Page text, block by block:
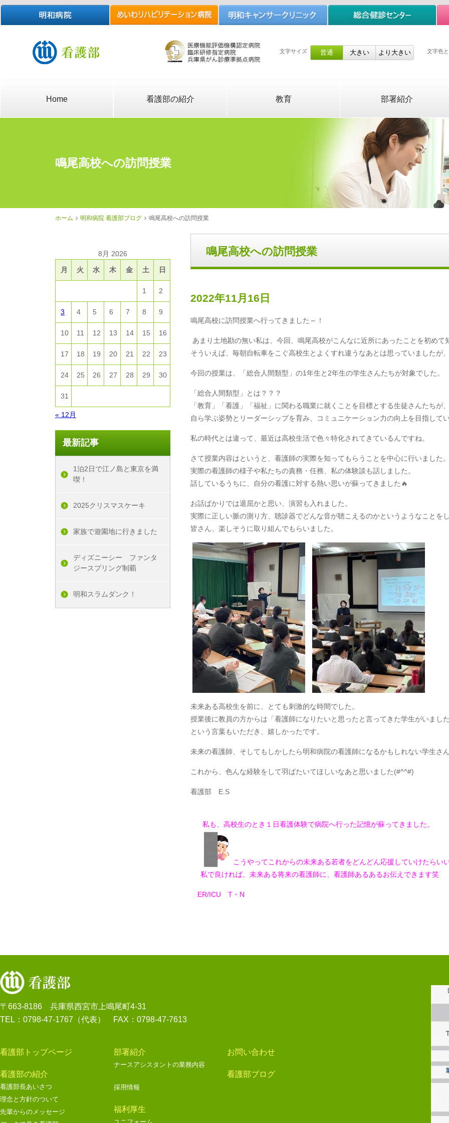
文字サイズ 文字色
Home 看護部の紹介 教育 部署紹介
鳴尾高校への訪問授業
ホーム 明和病院 看護部ブログ 鳴尾高校への訪問授業
8月 2026
月
火 水 木 金 土 日
1 2
3 4 5 6 7 8 9
10 11 12 13 14 15 16
17 18 19 20 21 22 23
24 25 26 27 28 29 30
31
« 12月
最新記事
1泊2日で江ノ島と東京を満
喫！
2025クリスマスケーキ
家族で遊園地に行きました
ディズニーシー ファンタ
ジースプリング制覇
明和スラムダンク！
鳴尾高校への訪問授業
2022年11月16日
鳴尾高校に訪問授業へ行ってきました～！
あまり土地勘の無い私は、今回、鳴尾高校がこんなに近所にあったことを初めて
そういえば、毎朝自転車をこぐ高校生とよくすれ違うなあとは思っていましたが
今回の授業は、「総合人間類型」の1年生と 2年生の学生さんたちが対象でした。
「総合人間類型」とは？？？
「教育」「看護」「福祉」に関わる職業に就くことを目標とする生徒さんたちが、
自ら学ぶ姿勢とリーダーシップを育み、コミュニケーション力の向上を目指して
私の時代とは違って、最近は高校生活で色々特化されてきているんですね。
さて授業内容はというと、看護師の実際を知ってもらうことを中心に行いました。
実際の看護師の様子や私たちの責務・任務、私の体験談も話しました。
話しているうちに、自分の看護に対する熱い思いが蘇ってきました🔥
お話ばかりでは退屈かと思い、演習も入れました。
実際に正しい脈の測り方、聴診器でどんな音が聴こえるのかというようなことをし
皆さん、楽しそうに取り組んでもらいました。
未来ある高校生を前に、とても刺激的な時間でした。
授業後に教員の方からは「看護師になりたいと思ったと言ってきた学生がいました
という言葉もいただき、嬉しかったです。
未来の看護師、そしてもしかしたら明和病院の看護師になるかもしれない学生さ
これから、色んな経験をして羽ばたいてほしいなあと思いました(#^^#)
看護部 E.S
私も、高校生のとき１日看護体験で病院へ行った記憶が蘇ってきました。
こうやってこれからの未来ある若者をどんどん応援していけたらい
私で良ければ、未来ある将来の看護師に、看護師あるあるお伝えできます笑
ER/ICU T・N
〒663-8186 兵庫県西宮市上鳴尾町4-31
TEL：0798-47-1767（代表） FAX：0798-47-7613
看護部トップページ
看護部の紹介
看護部長あいさつ
理念と方針のついて
先輩からのメッセージ
部署紹介
ナースアシスタントの業務内容
採用情報
福利厚生
お問い合わせ
看護部ブログ